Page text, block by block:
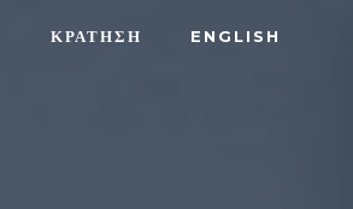
ΚΡΑΤΗΣΗ ENGLISH